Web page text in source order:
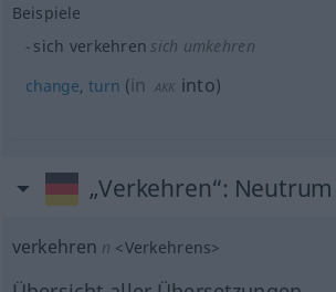
Beispiele
sich verkehren sich umkehren
change,turn (in AKK into)
„Verkehren“: Neutrum
verkehren n <Verkehrens>